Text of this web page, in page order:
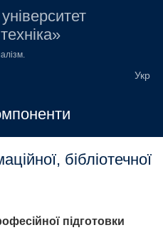
бібліотечної
підготовки